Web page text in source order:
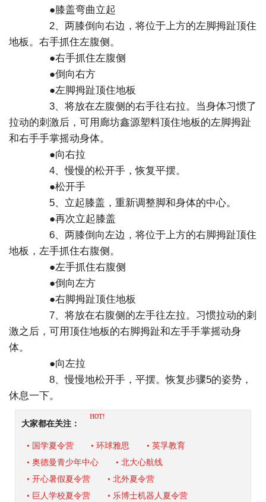
●膝盖弯曲立起
2、两膝倒向右边，将位于上方的左脚拇趾顶住
地板。右手抓住左腹侧。
●右手抓住左腹侧
●倒向右方
●左脚拇趾顶住地板
3、将放在左腹侧的右手往右拉。当身体习惯了
拉动的刺激后，可用廊坊鑫源塑料顶住地板的左脚拇趾
和右手手掌摇动身体。
●向右拉
4、慢慢的松开手，恢复平摆。
●松开手
5、立起膝盖，重新调整脚和身体的中心。
●再次立起膝盖
6、两膝倒向左边，将位于上方的右脚拇趾顶住
地板，左手抓住右腹侧。
●左手抓住右腹侧
●倒向左方
●右脚拇趾顶住地板
7、将放在右腹侧的左手往左拉。习惯拉动的刺
激之后，可用顶住地板的右脚拇趾和左手手掌摇动身
体。
●向左拉
8、慢慢地松开手，平摆。恢复步骤5的姿势，
休息一下。
大家都在关注：
HOT!
• 国学夏令营 • 环球雅思
• 英孚教育
• 奥德曼青少年中心
• 北大心航线
• 开心暑假夏令营
• 北外夏令营
• 巨人学校夏令营
• 乐博士机器人夏令营